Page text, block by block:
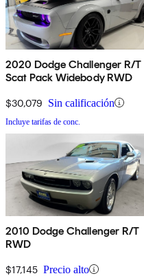
2020 Dodge Challenger R/T
Scat Pack Widebody RWD
$30,079 Sin calificación
Incluye tarifas de conc.
2010 Dodge Challenger R/T
RWD
$17,145 Precio alto